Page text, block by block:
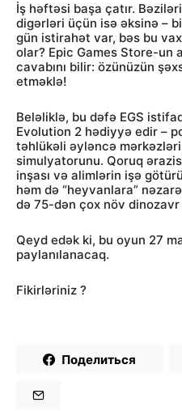
İş həftəsi başa çatır.
digərləri üçün isə əksinə –
gün istirahət var, bəs bu
olar? Epic Games Store-un
cavabını bilir: özünüzün
etməklə!
Beləliklə, bu dəfə EGS
Evolution 2 hədiyyə edir –
təhlükəli əyləncə
simulyatorunu. Qoruq
inşası və alimlərin işə
həm də “heyvanlara”
də 75-dən çox növ dinozavr
Qeyd edək ki, bu oyun 27
paylanılanacaq.
Fikirləriniz ?
Поделиться